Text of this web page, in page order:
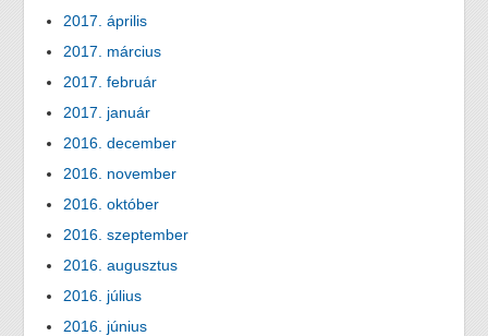
2017. április
2017. március
2017. február
2017. január
2016. december
2016. november
2016. október
2016. szeptember
2016. augusztus
2016. július
2016. június